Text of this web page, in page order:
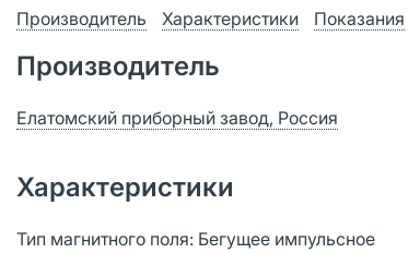
Производитель Характеристики Показания
Производитель
Елатомский приборный завод, Россия
Характеристики
Тип магнитного поля: Бегущее импульсное